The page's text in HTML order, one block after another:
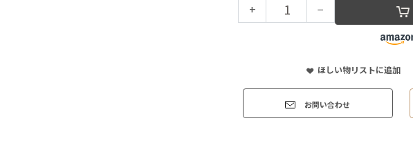
+ −
ほしい物リストに追加
お問い合わせ